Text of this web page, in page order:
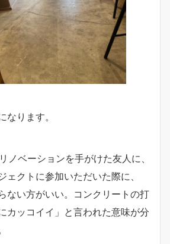
なります。
ノベーションを手がけた友人に、
ェクトに参加いただいた際に、
ない方がいい。コンクリートの打
カッコイイ」と言われた意味が分